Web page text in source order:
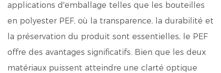
applications d'emballage telles que les bouteilles
en polyester PEF, où la transparence, la durabilité et
la préservation du produit sont essentielles, le PEF
offre des avantages significatifs. Bien que les deux
matériaux puissent atteindre une clarté optique